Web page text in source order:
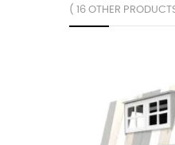
( 16 OTHER